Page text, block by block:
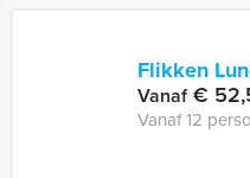
Flikken
Vanaf€
Vanaf 12